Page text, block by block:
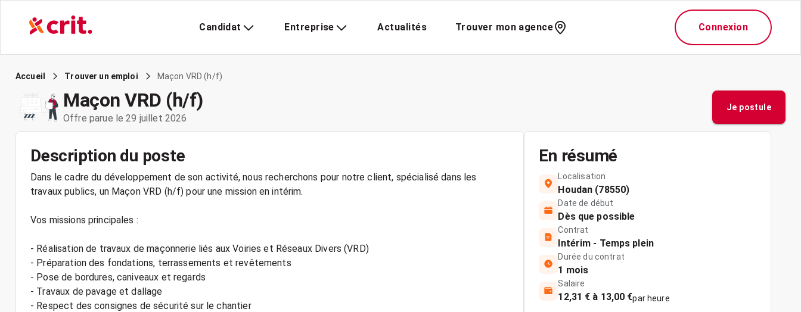
Candidat Entreprise Actualités Trouver mon agence Connexion
Accueil Trouver un emploi Maçon VRD (h/f)
Maçon VRD (h/f)
Offre parue le 29 juillet 2026
Je postule
Description du poste
Dans le cadre du développement de son activité, nous recherchons pour notre client, spécialisé dans les
travaux publics, un Maçon VRD (h/f) pour une mission en intérim.
Vos missions principales :
- Réalisation de travaux de maçonnerie liés aux Voiries et Réseaux Divers (VRD)
- Préparation des fondations, terrassements et revêtements
- Pose de bordures, caniveaux et regards
- Travaux de pavage et dallage
- Respect des consignes de sécurité sur le chantier
En résumé
Localisation
Houdan (78550)
Date de début
Dès que possible
Contrat
Intérim - Temps plein
Durée du contrat
1 mois
Salaire
12,31 € à 13,00 €par heure